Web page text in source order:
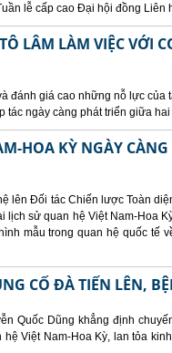
lễ cấp cao Đại hội đồng Liên
LÂM LÀM VIỆC VỚI
đánh giá cao những nỗ lực của
tác ngày càng phát triển giữa
HOA KỲ NGÀY
lên Đối tác Chiến lược Toàn
lịch sử quan hệ Việt Nam-Hoa
mẫu trong quan hệ quốc tế
CỐ ĐÀ TIẾN LÊN,
Quốc Dũng khẳng định
Việt Nam-Hoa Kỳ, lan tỏa